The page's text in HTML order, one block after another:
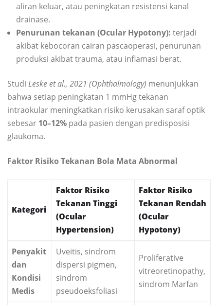
aliran keluar, atau peningkatan resistensi kanal
drainase.
Penurunan tekanan (Ocular Hypotony): terjadi
akibat kebocoran cairan pascaoperasi, penurunan
produksi akibat trauma, atau inflamasi berat.
Studi Leske et al., 2021 (Ophthalmology) menunjukkan
bahwa setiap peningkatan 1 mmHg tekanan
intraokular meningkatkan risiko kerusakan saraf optik
sebesar 10–12% pada pasien dengan predisposisi
glaukoma.
Faktor Risiko Tekanan Bola Mata Abnormal
Kategori
Faktor Risiko
Tekanan Tinggi
(Ocular
Hypertension)
Faktor Risiko
Tekanan Rendah
(Ocular
Hypotony)
Penyakit
dan
Kondisi
Medis
Uveitis, sindrom
dispersi pigmen,
sindrom
pseudoeksfoliasi
Proliferative
vitreoretinopathy,
sindrom Marfan